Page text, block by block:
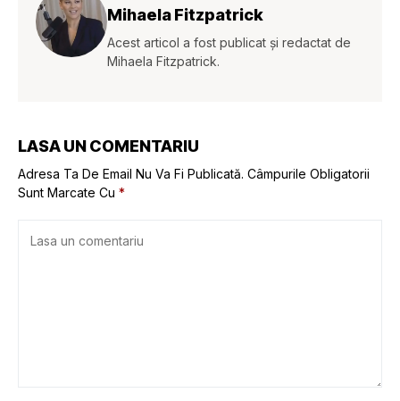
Mihaela Fitzpatrick
Acest articol a fost publicat și redactat de
Mihaela Fitzpatrick.
LASA UN COMENTARIU
Adresa Ta De Email Nu Va Fi Publicată. Câmpurile Obligatorii
Sunt Marcate Cu *